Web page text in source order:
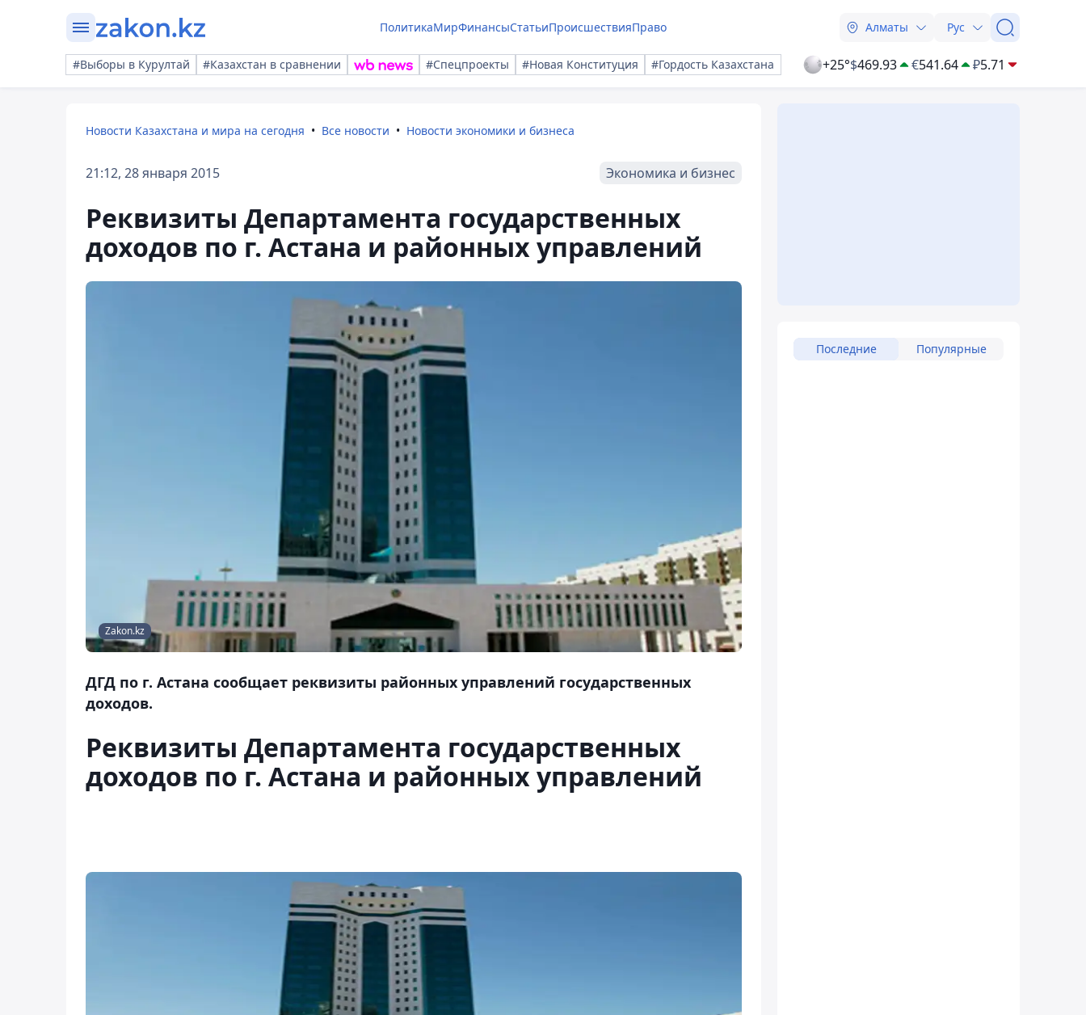
ПолитикаМирФинансыСтатьиПроисшествияПраво Алматы Рус
#Выборы в Курултай #Казахстан в сравнении #Спецпроекты #Новая Конституция #Гордость Казахстана +25°$469.93 €541.64 ₽5.71
Новости Казахстана и мира на сегодня Все новости Новости экономики и бизнеса
21:12, 28 января 2015 Экономика и бизнес
Реквизиты Департамента государственных
доходов по г. Астана и районных управлений
Zakon.kz
ДГД по г. Астана сообщает реквизиты районных управлений государственных
доходов.
Реквизиты Департамента государственных
доходов по г. Астана и районных управлений
Последние Популярные